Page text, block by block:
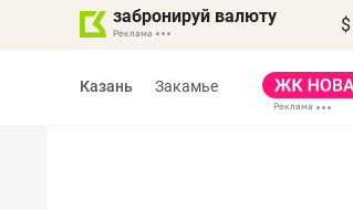
забронируй валюту $
Казань Закамье